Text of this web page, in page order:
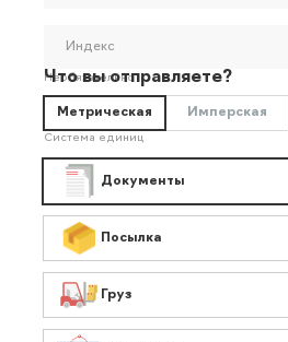
Индекс
Необязательно
Что вы отправляете?
Метрическая Имперская
Система единиц
Документы
Посылка
Груз